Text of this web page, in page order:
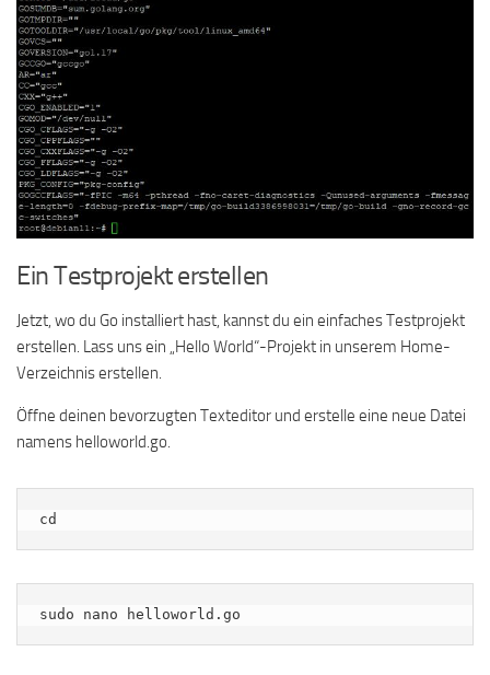
Ein Testprojekt erstellen
Jetzt, wo du Go installiert hast, kannst du ein einfaches Testprojekt
erstellen. Lass uns ein „Hello World“-Projekt in unserem Home-
Verzeichnis erstellen.
Öffne deinen bevorzugten Texteditor und erstelle eine neue Datei
namens helloworld.go.
cd
sudo nano helloworld.go